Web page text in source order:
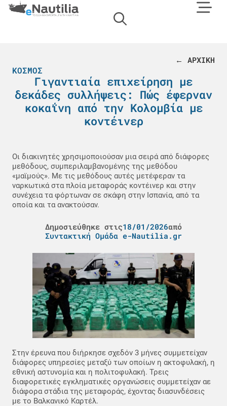
← ΑΡΧΙΚΗ
ΚΌΣΜΟΣ
Γιγαντιαία επιχείρηση με
δεκάδες συλλήψεις: Πώς έφερναν
κοκαΐνη από την Κολομβία με
κοντέινερ
Οι διακινητές χρησιμοποιούσαν μια σειρά από διάφορες
μεθόδους, συμπεριλαμβανομένης της μεθόδου
«μαϊμούς». Με τις μεθόδους αυτές μετέφεραν τα
ναρκωτικά στα πλοία μεταφοράς κοντέινερ και στην
συνέχεια τα φόρτωναν σε σκάφη στην Ισπανία, από τα
οποία και τα ανακτούσαν.
Δημοσιεύθηκε στις18/01/2026από
Συντακτική Ομάδα e-Nautilia.gr
Στην έρευνα που διήρκησε σχεδόν 3 μήνες συμμετείχαν
διάφορες υπηρεσίες μεταξύ των οποίων η ακτοφυλακή, η
εθνική αστυνομία και η πολιτοφυλακή. Τρεις
διαφορετικές εγκληματικές οργανώσεις συμμετείχαν αε
διάφορα στάδια της μεταφοράς, έχοντας διασυνδέσεις
με το Βαλκανικό Καρτέλ.